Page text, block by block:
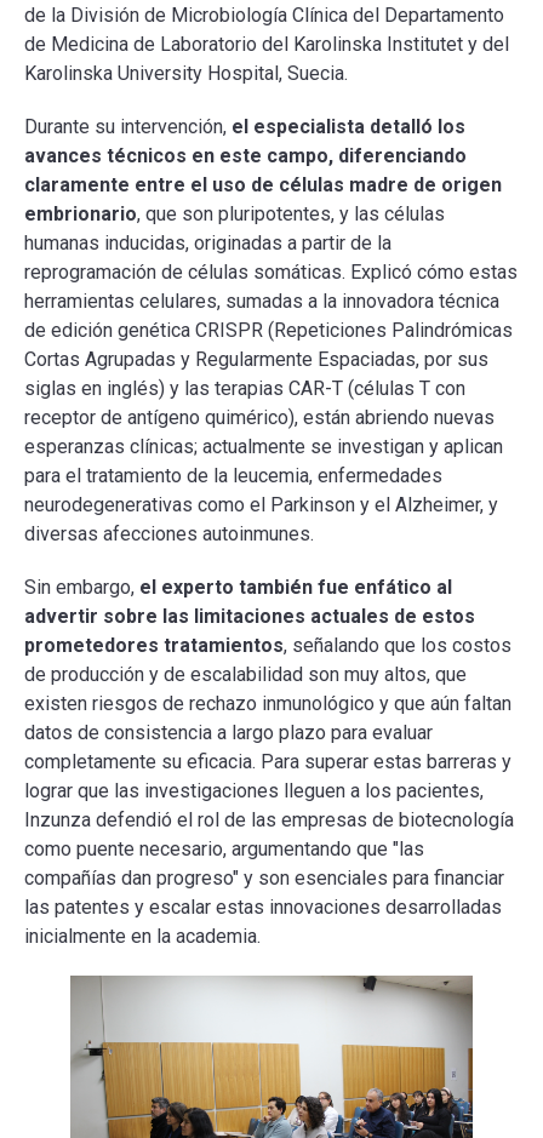
de la División de Microbiología Clínica del Departamento
de Medicina de Laboratorio del Karolinska Institutet y del
Karolinska University Hospital, Suecia.
Durante su intervención, el especialista detalló los
avances técnicos en este campo, diferenciando
claramente entre el uso de células madre de origen
embrionario, que son pluripotentes, y las células
humanas inducidas, originadas a partir de la
reprogramación de células somáticas. Explicó cómo estas
herramientas celulares, sumadas a la innovadora técnica
de edición genética CRISPR (Repeticiones Palindrómicas
Cortas Agrupadas y Regularmente Espaciadas, por sus
siglas en inglés) y las terapias CAR-T (células T con
receptor de antígeno quimérico), están abriendo nuevas
esperanzas clínicas; actualmente se investigan y aplican
para el tratamiento de la leucemia, enfermedades
neurodegenerativas como el Parkinson y el Alzheimer, y
diversas afecciones autoinmunes.
Sin embargo, el experto también fue enfático al
advertir sobre las limitaciones actuales de estos
prometedores tratamientos, señalando que los costos
de producción y de escalabilidad son muy altos, que
existen riesgos de rechazo inmunológico y que aún faltan
datos de consistencia a largo plazo para evaluar
completamente su eficacia. Para superar estas barreras y
lograr que las investigaciones lleguen a los pacientes,
Inzunza defendió el rol de las empresas de biotecnología
como puente necesario, argumentando que "las
compañías dan progreso" y son esenciales para financiar
las patentes y escalar estas innovaciones desarrolladas
inicialmente en la academia.